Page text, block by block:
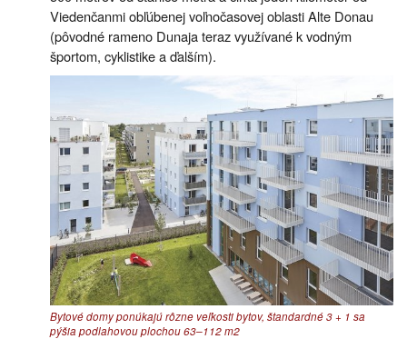
Viedenčanmi obľúbenej voľnočasovej oblasti Alte Donau
(pôvodné rameno Dunaja teraz využívané k vodným
športom, cyklistike a ďalším).
Bytové domy ponúkajú rôzne veľkosti bytov, štandardné 3 + 1 sa
pýšia podlahovou plochou 63–112 m2